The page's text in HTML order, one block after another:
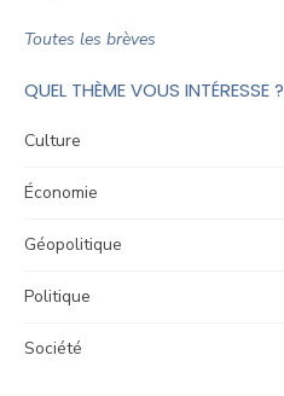
Toutes les brèves
QUEL THÈME VOUS INTÉRESSE ?
Culture
Économie
Géopolitique
Politique
Société